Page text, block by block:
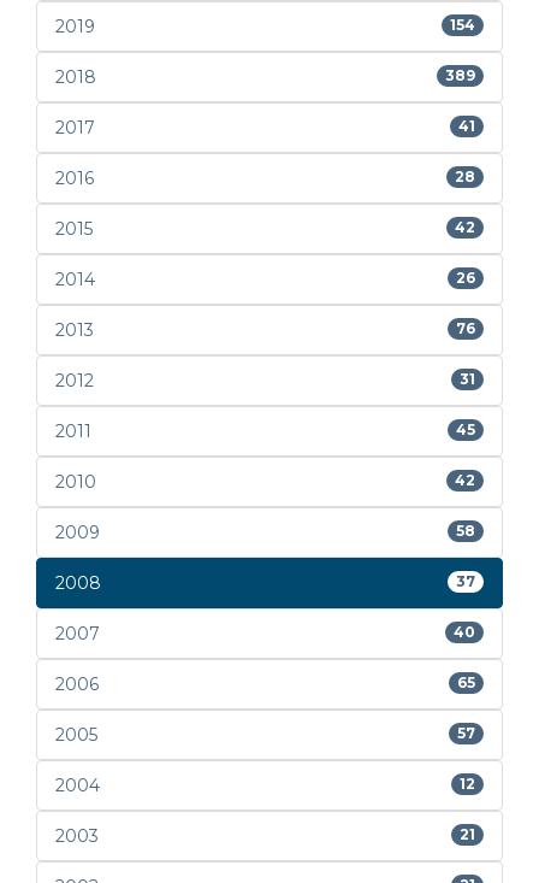
2019 154
2018 389
2017 41
2016 28
2015 42
2014 26
2013 76
2012 31
2011 45
2010 42
2009 58
2008 37
2007 40
2006 65
2005 57
2004 12
2003 21